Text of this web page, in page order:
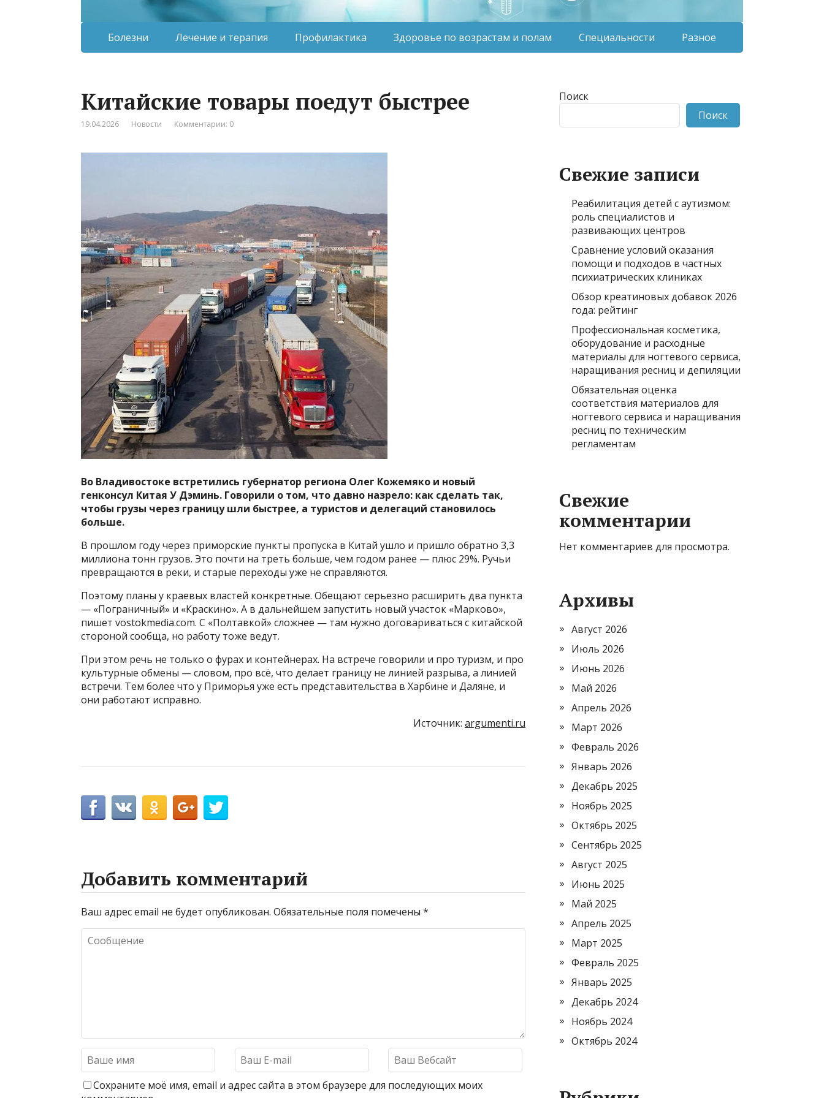
Болезни Лечение и терапия Профилактика Здоровье по возрастам и полам Специальности Разное
Китайские товары поедут быстрее
19.04.2026 Новости Комментарии: 0
Во Владивостоке встретились губернатор региона Олег Кожемяко и новый
генконсул Китая У Дэминь. Говорили о том, что давно назрело: как сделать так,
чтобы грузы через границу шли быстрее, а туристов и делегаций становилось
больше.
В прошлом году через приморские пункты пропуска в Китай ушло и пришло обратно 3,3
миллиона тонн грузов. Это почти на треть больше, чем годом ранее — плюс 29%. Ручьи
превращаются в реки, и старые переходы уже не справляются.
Поэтому планы у краевых властей конкретные. Обещают серьезно расширить два пункта
— «Пограничный» и «Краскино». А в дальнейшем запустить новый участок «Марково»,
пишет vostokmedia.com. С «Полтавкой» сложнее — там нужно договариваться с китайской
стороной сообща, но работу тоже ведут.
При этом речь не только о фурах и контейнерах. На встрече говорили и про туризм, и про
культурные обмены — словом, про всё, что делает границу не линией разрыва, а линией
встречи. Тем более что у Приморья уже есть представительства в Харбине и Даляне, и
они работают исправно.
Источник: argumenti.ru
Добавить комментарий
Ваш адрес email не будет опубликован. Обязательные поля помечены *
Сохраните моё имя, email и адрес сайта в этом браузере для последующих моих
Поиск
Поиск
Свежие записи
Реабилитация детей с аутизмом:
роль специалистов и
развивающих центров
Сравнение условий оказания
помощи и подходов в частных
психиатрических клиниках
Обзор креатиновых добавок 2026
года: рейтинг
Профессиональная косметика,
оборудование и расходные
материалы для ногтевого сервиса,
наращивания ресниц и депиляции
Обязательная оценка
соответствия материалов для
ногтевого сервиса и наращивания
ресниц по техническим
регламентам
Свежие
комментарии
Нет комментариев для просмотра.
Архивы
Август 2026
Июль 2026
Июнь 2026
Май 2026
Апрель 2026
Март 2026
Февраль 2026
Январь 2026
Декабрь 2025
Ноябрь 2025
Октябрь 2025
Сентябрь 2025
Август 2025
Июнь 2025
Май 2025
Апрель 2025
Март 2025
Февраль 2025
Январь 2025
Декабрь 2024
Ноябрь 2024
Октябрь 2024